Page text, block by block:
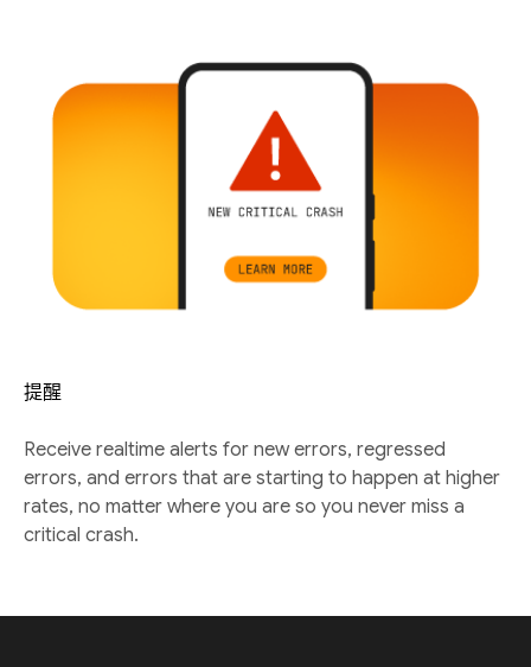
提醒
Receive realtime alerts for new errors, regressed
errors, and errors that are starting to happen at higher
rates, no matter where you are so you never miss a
critical crash.